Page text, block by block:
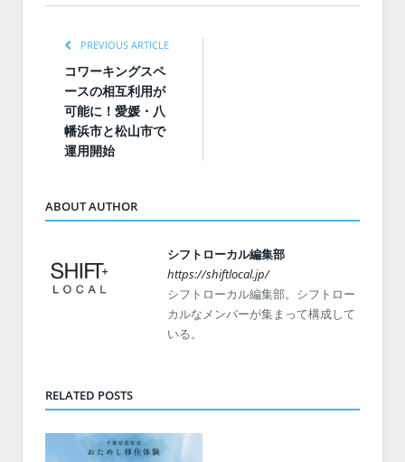
PREVIOUS ARTICLE
コワーキングスペ
ースの相互利用が
可能に！愛媛・八
幡浜市と松山市で
運用開始
ABOUT AUTHOR
シフトローカル編集部
https://shiftlocal.jp/
シフトローカル編集部。シフトロー
カルなメンバーが集まって構成して
いる。
RELATED POSTS